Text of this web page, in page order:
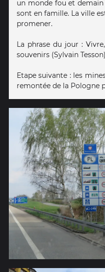
un monde fou et
sont en famille. La ville
promener.
La phrase du jour :
souvenirs (Sylvain Tesson)
Etape suivante : les
remontée de la Pologne